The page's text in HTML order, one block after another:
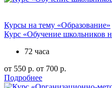
Курсы на тему «Образование»
Курс «Обучение школьников
72 часа
от 550 р. от 700 р.
Подробнее